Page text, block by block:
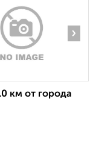
›
км от города